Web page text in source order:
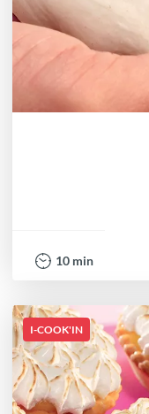
10 min
I-COOK'IN